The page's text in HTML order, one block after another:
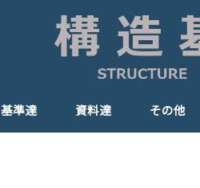
基準達 資料達 その他